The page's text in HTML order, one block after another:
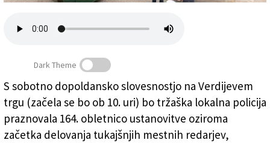
Z odprtja razstave o lokalni policiji v dvorani Veruda
(Občina Trst)
Dark Theme
S sobotno dopoldansko slovesnostjo na Verdijevem
trgu (začela se bo ob 10. uri) bo tržaška lokalna policija
praznovala 164. obletnico ustanovitve oziroma
začetka delovanja tukajšnjih mestnih redarjev,